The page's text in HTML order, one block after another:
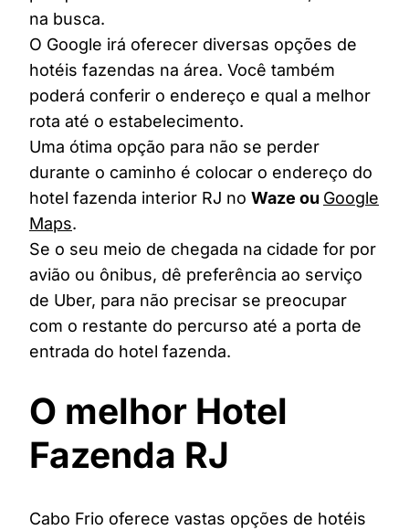
na busca.
O Google irá oferecer diversas opções de
hotéis fazendas na área. Você também
poderá conferir o endereço e qual a melhor
rota até o estabelecimento.
Uma ótima opção para não se perder
durante o caminho é colocar o endereço do
hotel fazenda interior RJ no Waze ou Google
Maps.
Se o seu meio de chegada na cidade for por
avião ou ônibus, dê preferência ao serviço
de Uber, para não precisar se preocupar
com o restante do percurso até a porta de
entrada do hotel fazenda.
O melhor Hotel
Fazenda RJ
Cabo Frio oferece vastas opções de hotéis